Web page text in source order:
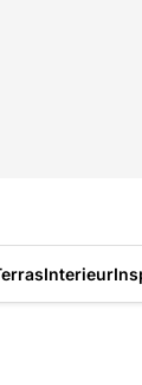
Interieur